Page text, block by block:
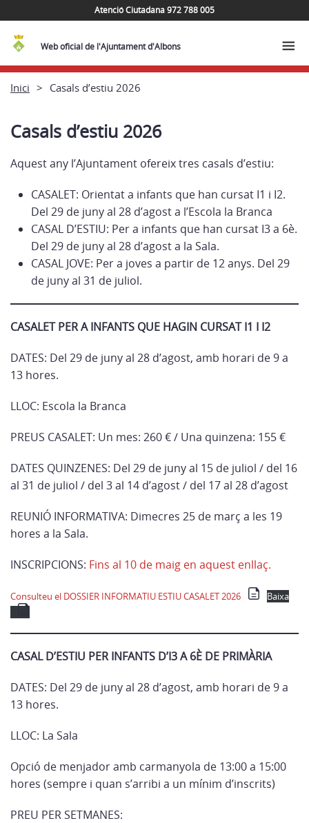
Atenció Ciutadana 972 788 005
Web oficial de l'Ajuntament d'Albons
Inici Casals d’estiu 2026
Casals d’estiu 2026
Aquest any l’Ajuntament ofereix tres casals d’estiu:
CASALET: Orientat a infants que han cursat I1 i I2.
Del 29 de juny al 28 d’agost a l’Escola la Branca
CASAL D’ESTIU: Per a infants que han cursat I3 a 6è.
Del 29 de juny al 28 d’agost a la Sala.
CASAL JOVE: Per a joves a partir de 12 anys. Del 29
de juny al 31 de juliol.
CASALET PER A INFANTS QUE HAGIN CURSAT I1 I I2
DATES: Del 29 de juny al 28 d’agost, amb horari de 9 a
13 hores.
LLOC: Escola la Branca
PREUS CASALET: Un mes: 260 € / Una quinzena: 155 €
DATES QUINZENES: Del 29 de juny al 15 de juliol / del 16
al 31 de juliol / del 3 al 14 d’agost / del 17 al 28 d’agost
REUNIÓ INFORMATIVA: Dimecres 25 de març a les 19
hores a la Sala.
INSCRIPCIONS: Fins al 10 de maig en aquest enllaç.
Consulteu el DOSSIER INFORMATIU ESTIU CASALET 2026 Baixa
CASAL D’ESTIU PER INFANTS D’I3 A 6È DE PRIMÀRIA
DATES: Del 29 de juny al 28 d’agost, amb horari de 9 a
13 hores.
LLOC: La Sala
Opció de menjador amb carmanyola de 13:00 a 15:00
hores (sempre i quan s’arribi a un mínim d’inscrits)
PREU PER SETMANES: